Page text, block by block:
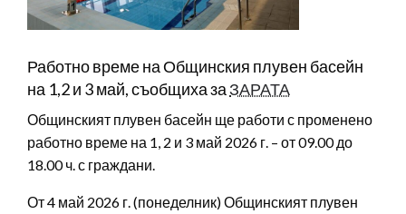
Работно време на Общинския плувен басейн
на 1,2 и 3 май, съобщиха заЗАРАТА
Общинският плувен басейн ще работи с променено
работно време на 1, 2 и 3 май 2026 г. – от 09.00 до
18.00 ч. с граждани.
От 4 май 2026 г. (понеделник) Общинският плувен